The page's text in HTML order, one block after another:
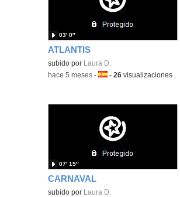
ATLANTIS
subido por Laura D.
03′ 0″
-hace 5 meses -Idioma:
-26 visualizaciones
CARNAVAL
subido por Laura D.
07′ 15″